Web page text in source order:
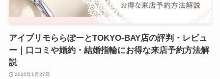
アイプリモららぽーとTOKYO-BAY店の評判・レビュ
ー｜口コミや婚約・結婚指輪にお得な来店予約方法解
説
2025年1月27日